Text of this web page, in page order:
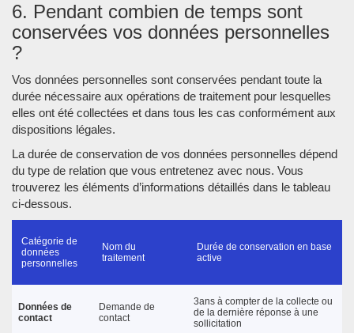
6. Pendant combien de temps sont
conservées vos données personnelles
?
Vos données personnelles sont conservées pendant toute la
durée nécessaire aux opérations de traitement pour lesquelles
elles ont été collectées et dans tous les cas conformément aux
dispositions légales.
La durée de conservation de vos données personnelles dépend
du type de relation que vous entretenez avec nous. Vous
trouverez les éléments d’informations détaillés dans le tableau
ci-dessous.
Catégorie de
données
personnelles
Nom du
traitement
Durée de conservation en base
active
Données de
contact
Demande de
contact
3ans à compter de la collecte ou
de la dernière réponse à une
sollicitation